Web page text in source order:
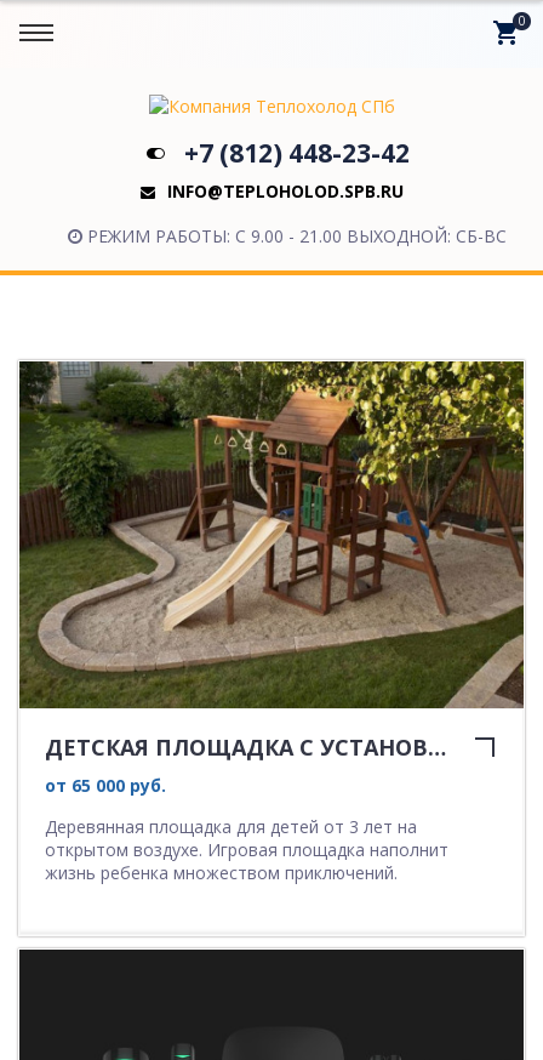
+7 (812) 448-23-42
INFO@TEPLOHOLOD.SPB.RU
РЕЖИМ РАБОТЫ: С 9.00 - 21.00 ВЫХОДНОЙ: СБ-ВС
shopping_cart0
ДЕТСКАЯ ПЛОЩАДКА С УСТАНОВКОЙ
от 65 000 руб.
Деревянная площадка для детей от 3 лет на
открытом воздухе. Игровая площадка наполнит
жизнь ребенка множеством приключений.